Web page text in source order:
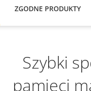
ZGODNE PRODUKTY
Szybki
pamięci